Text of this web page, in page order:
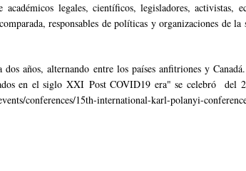
legales, científicos, legisladores, activistas,
responsables de políticas y organizaciones de
años, alternando entre los países anfitriones y
en el siglo XXI Post COVID19 era" se celebró del
conferences/15th-international-karl-polanyi-